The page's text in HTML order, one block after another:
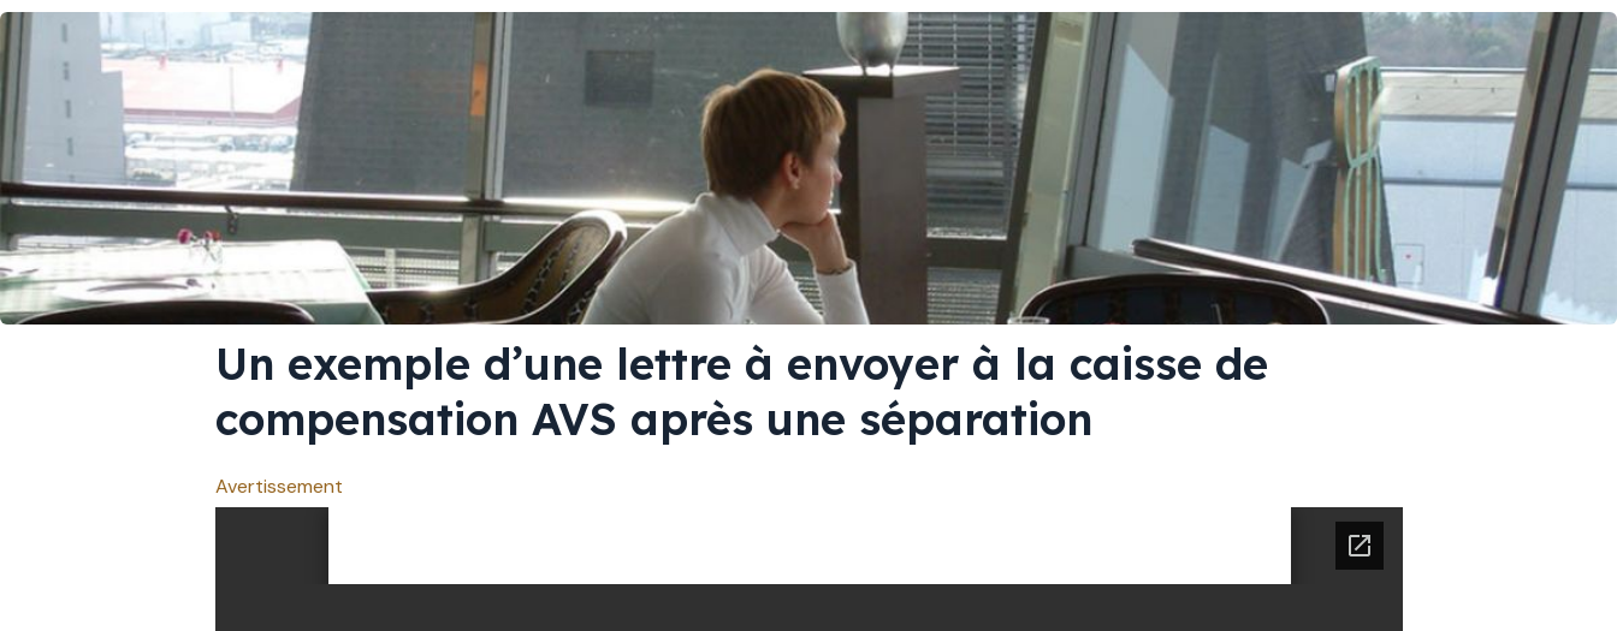
Un exemple d’une lettre à envoyer à la caisse de
compensation AVS après une séparation
Avertissement